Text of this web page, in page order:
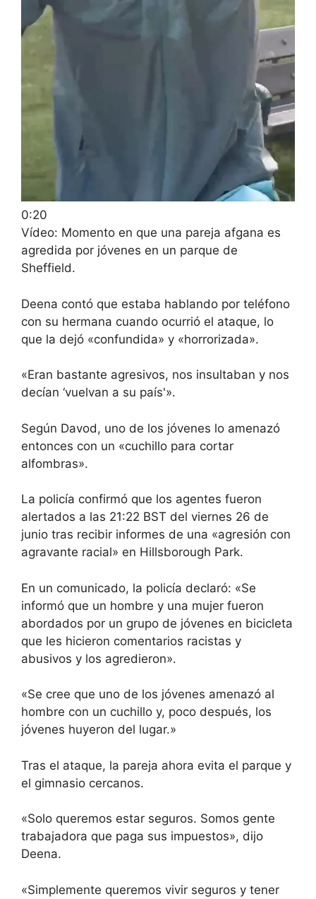
0:20
Vídeo: Momento en que una pareja afgana es
agredida por jóvenes en un parque de
Sheffield.
Deena contó que estaba hablando por teléfono
con su hermana cuando ocurrió el ataque, lo
que la dejó «confundida» y «horrorizada».
«Eran bastante agresivos, nos insultaban y nos
decían ‘vuelvan a su país'».
Según Davod, uno de los jóvenes lo amenazó
entonces con un «cuchillo para cortar
alfombras».
La policía confirmó que los agentes fueron
alertados a las 21:22 BST del viernes 26 de
junio tras recibir informes de una «agresión con
agravante racial» en Hillsborough Park.
En un comunicado, la policía declaró: «Se
informó que un hombre y una mujer fueron
abordados por un grupo de jóvenes en bicicleta
que les hicieron comentarios racistas y
abusivos y los agredieron».
«Se cree que uno de los jóvenes amenazó al
hombre con un cuchillo y, poco después, los
jóvenes huyeron del lugar.»
Tras el ataque, la pareja ahora evita el parque y
el gimnasio cercanos.
«Solo queremos estar seguros. Somos gente
trabajadora que paga sus impuestos», dijo
Deena.
«Simplemente queremos vivir seguros y tener